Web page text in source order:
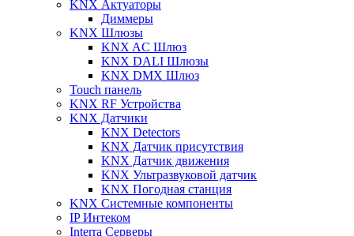
KNX Актуаторы
Диммеры
KNX Шлюзы
KNX AC Шлюз
KNX DALI Шлюзы
KNX DMX Шлюз
Touch панель
KNX RF Устройства
KNX Датчики
KNX Detectors
KNX Датчик присутствия
KNX Датчик движения
KNX Ультразвуковой датчик
KNX Погодная станция
KNX Системные компоненты
IP Интеком
Interra Серверы